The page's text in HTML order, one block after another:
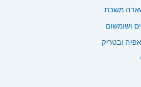
משבת
ושומשום
ובטריק